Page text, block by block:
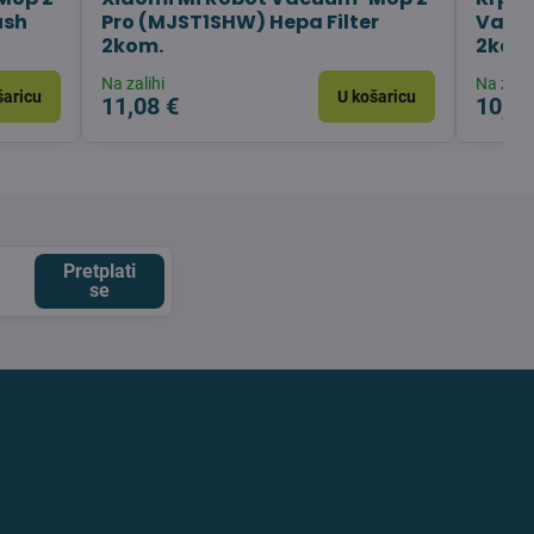
Pro (MJST1SHW) Hepa Filter
2kom.
Na zalihi
11,08 € U košaricu
Na
Pretplati
se